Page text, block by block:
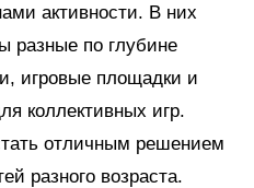
активности. В них
разные по глубине
игровые площадки и
коллективных игр.
отличным решением
разного возраста.